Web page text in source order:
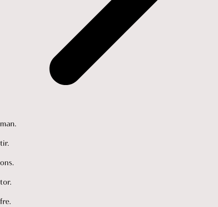
man.
tir.
ons.
tor.
fre.